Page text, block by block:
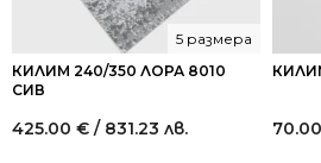
КИЛИМ 240/350 ЛОРА 8010
СИВ
5 размера
425.00 € / 831.23 лв. 70.00